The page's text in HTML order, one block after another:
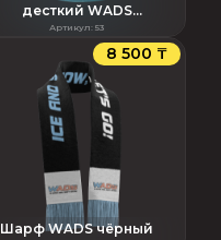
десткий WADS
голубой снуп
Артикул: 53
8 500 ₸
Шарф WADS чёрный